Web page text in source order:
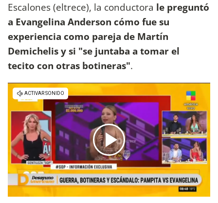
Escalones (eltrece), la conductora le preguntó
a Evangelina Anderson cómo fue su
experiencia como pareja de Martín
Demichelis y si "se juntaba a tomar el
tecito con otras botineras".